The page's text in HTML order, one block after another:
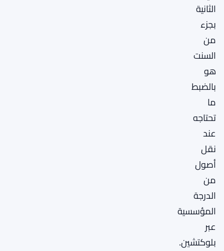
الثانية
بجزء
من
السنت
هو
بالضبط
ما
تحتاجه
عند
نقل
أصول
من
الدرجة
المؤسسية
عبر
بلوكتشين.